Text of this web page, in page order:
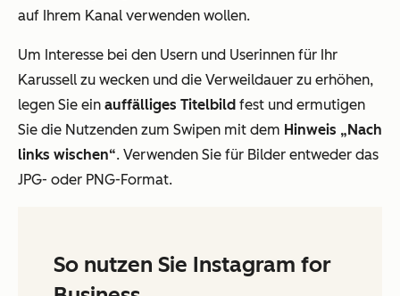
auf Ihrem Kanal verwenden wollen.
Um Interesse bei den Usern und Userinnen für Ihr
Karussell zu wecken und die Verweildauer zu erhöhen,
legen Sie ein auffälliges Titelbild fest und ermutigen
Sie die Nutzenden zum Swipen mit dem Hinweis „Nach
links wischen“. Verwenden Sie für Bilder entweder das
JPG- oder PNG-Format.
So nutzen Sie Instagram for